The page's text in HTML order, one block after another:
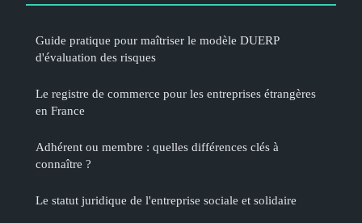
Guide pratique pour maîtriser le modèle DUERP
d'évaluation des risques
Le registre de commerce pour les entreprises étrangères
en France
Adhérent ou membre : quelles différences clés à
connaître ?
Le statut juridique de l'entreprise sociale et solidaire